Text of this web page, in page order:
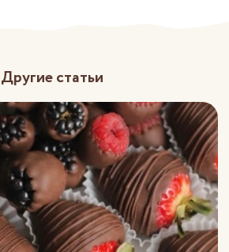
Другие статьи